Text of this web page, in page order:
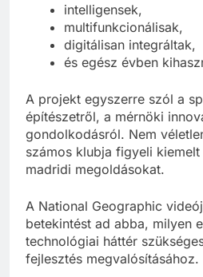
intelligensek,
multifunkcionálisak,
digitálisan integráltak,
és egész évben
A projekt egyszerre szól a
építészetről, a mérnöki
gondolkodásról. Nem
számos klubja figyeli
madridi megoldásokat.
A National Geographic
betekintést ad abba, milyen
technológiai háttér
fejlesztés megvalósításához.